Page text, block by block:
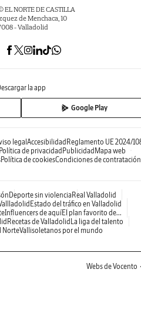
NORTE DE CASTILLA
de Menchaca, 10
- Valladolid
la app
Google Play
legalAccesibilidadReglamento UE 2024/
Política de privacidadPublicidadMapa web
Política de cookiesCondiciones de contratación
Deporte sin violenciaReal Valladolid
Estado del tráfico en Valladolid
Influencers de aquíEl plan favorito de...
Recetas de ValladolidLa liga del talento
NorteVallisoletanos por el mundo
Webs de Vocento